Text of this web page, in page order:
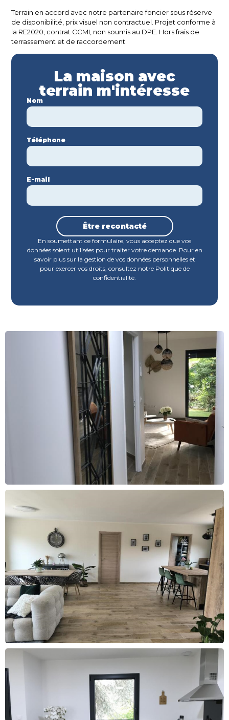
Terrain en accord avec notre partenaire foncier sous réserve
de disponibilité, prix visuel non contractuel. Projet conforme à
la RE2020, contrat CCMI, non soumis au DPE. Hors frais de
terrassement et de raccordement.
La maison avec
terrain m'intéresse
Nom
Téléphone
E-mail
Être recontacté
En soumettant ce formulaire, vous acceptez que vos
données soient utilisées pour traiter votre demande. Pour en
savoir plus sur la gestion de vos données personnelles et
pour exercer vos droits, consultez notre Politique de
confidentialité.